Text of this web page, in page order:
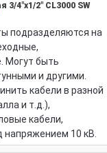
3/4"х1/2" CL3000 SW
подразделяются на
Могут быть
и другими.
кабели в разной
и т.д.),
кабели,
10 кВ.